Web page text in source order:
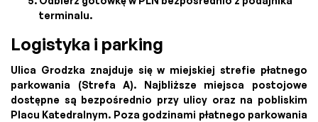
terminalu.
Logistyka i parking
Ulica Grodzka znajduje się w miejskiej strefie płatnego
parkowania (Strefa A). Najbliższe miejsca postojowe
dostępne są bezpośrednio przy ulicy oraz na pobliskim
Placu Katedralnym. Poza godzinami płatnego parkowania